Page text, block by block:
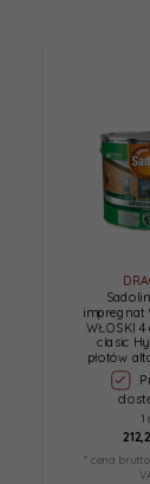
impregnat
WŁOSKI
clasic
płotów
1
212,
* cena